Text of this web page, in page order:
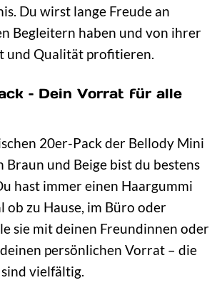
Du wirst lange Freude an
Begleitern haben und von ihrer
und Qualität profitieren.
– Dein Vorrat für alle
20er-Pack der Bellody Mini
Braun und Beige bist du bestens
hast immer einen Haargummi
ob zu Hause, im Büro oder
sie mit deinen Freundinnen oder
persönlichen Vorrat – die
vielfältig.